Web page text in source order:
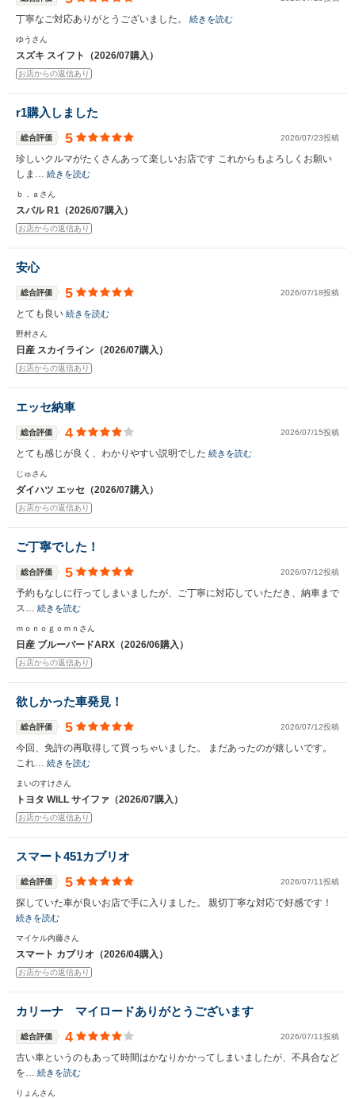
丁寧なご対応ありがとうございました。 続きを読む
ゆうさん
スズキ スイフト（2026/07購入）
お店からの返信あり
r1購入しました
総合評価 5 2026/07/23投稿
珍しいクルマがたくさんあって楽しいお店です これからもよろしくお願い
しま… 続きを読む
ｂ．ａさん
スバル R1（2026/07購入）
お店からの返信あり
安心
総合評価 5 2026/07/18投稿
とても良い 続きを読む
野村さん
日産 スカイライン（2026/07購入）
お店からの返信あり
エッセ納車
総合評価 4 2026/07/15投稿
とても感じが良く、わかりやすい説明でした 続きを読む
じゅさん
ダイハツ エッセ（2026/07購入）
お店からの返信あり
ご丁寧でした！
総合評価 5 2026/07/12投稿
予約もなしに行ってしまいましたが、ご丁寧に対応していただき、納車まで
ス… 続きを読む
ｍｏｎｏｇｏｍｎさん
日産 ブルーバードARX（2026/06購入）
お店からの返信あり
欲しかった車発見！
総合評価 5 2026/07/12投稿
今回、免許の再取得して買っちゃいました。 まだあったのが嬉しいです。
これ… 続きを読む
まいのすけさん
トヨタ WiLL サイファ（2026/07購入）
お店からの返信あり
スマート451カブリオ
総合評価 5 2026/07/11投稿
探していた車が良いお店で手に入りました。 親切丁寧な対応で好感です！
続きを読む
マイケル内藤さん
スマート カブリオ（2026/04購入）
お店からの返信あり
カリーナ マイロードありがとうございます
総合評価 4 2026/07/11投稿
古い車というのもあって時間はかなりかかってしまいましたが、不具合など
を… 続きを読む
りょんさん